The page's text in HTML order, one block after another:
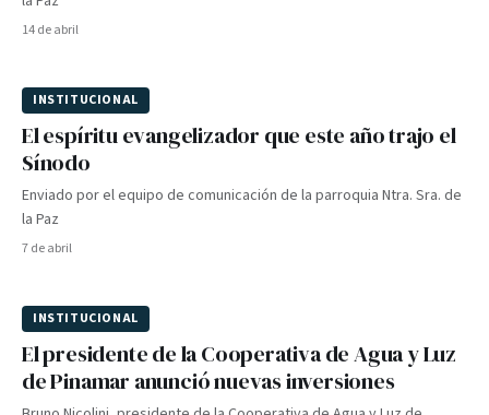
14 de abril
INSTITUCIONAL
El espíritu evangelizador que este año trajo el
Sínodo
Enviado por el equipo de comunicación de la parroquia Ntra. Sra. de
la Paz
7 de abril
INSTITUCIONAL
El presidente de la Cooperativa de Agua y Luz
de Pinamar anunció nuevas inversiones